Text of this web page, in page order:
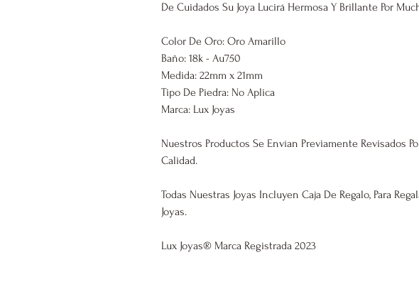
De Cuidados Su Joya Lucirá Hermosa Y Brillante Por
Color De Oro: Oro Amarillo
Baño: 18k - Au750
Medida: 22mm x 21mm
Tipo De Piedra: No Aplica
Marca: Lux Joyas
Nuestros Productos Se Envían Previamente Revisados
Calidad.
Todas Nuestras Joyas Incluyen Caja De Regalo, Para
Joyas.
Lux Joyas® Marca Registrada 2023